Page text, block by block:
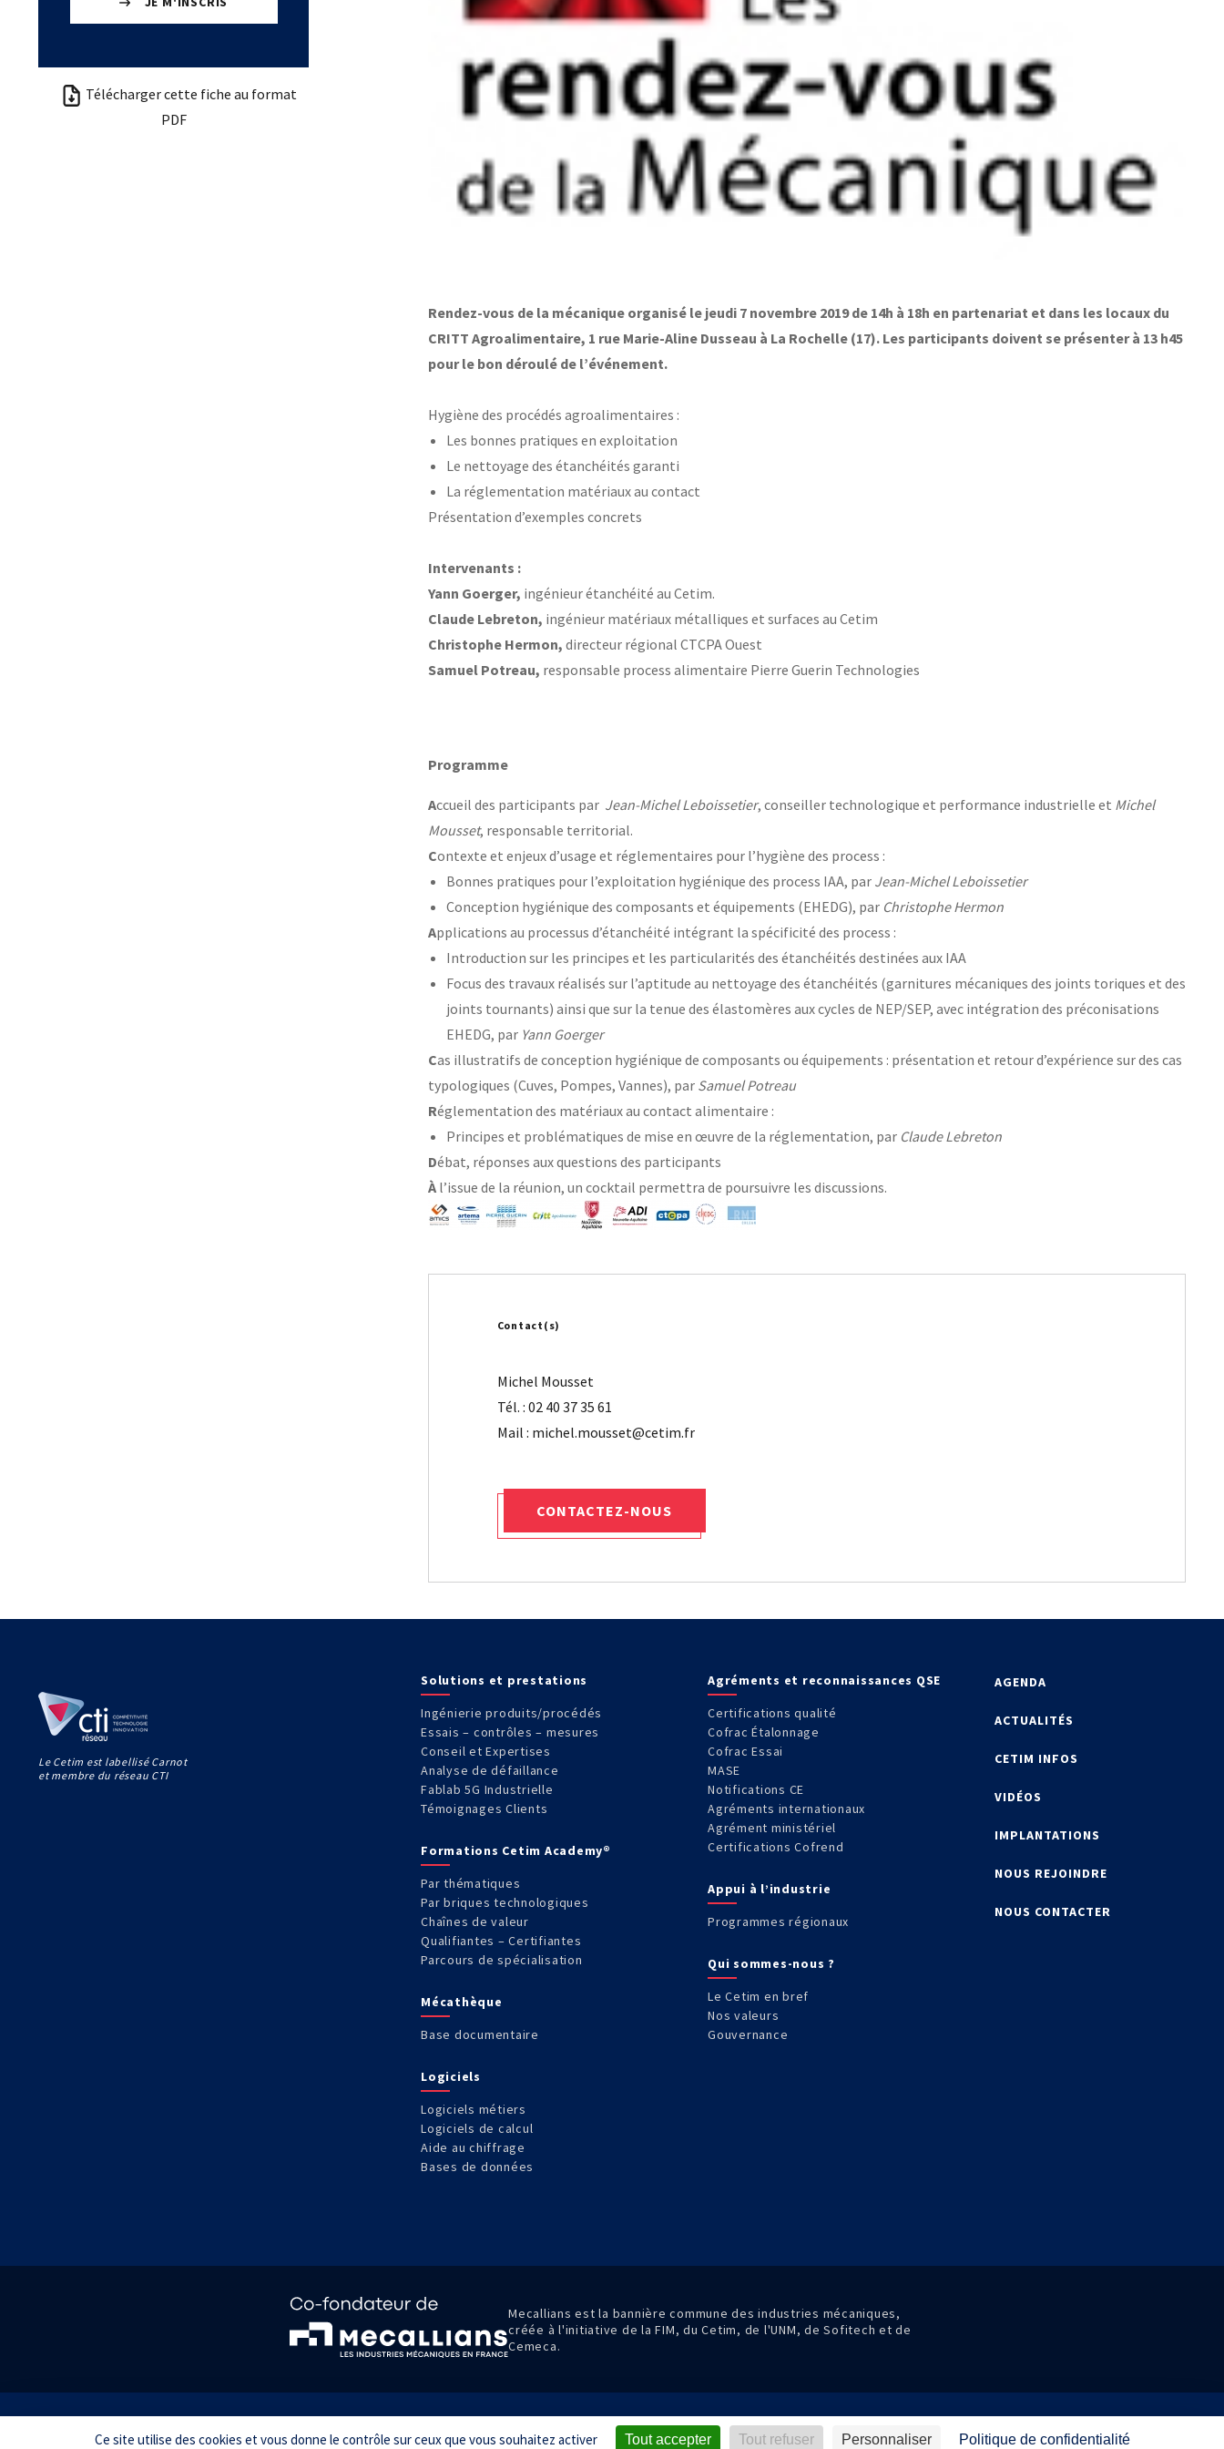
Télécharger cette fiche au format
PDF
Rendez-vous de la mécanique organisé le jeudi 7 novembre 2019 de 14h à 18h en partenariat et dans les locaux du
CRITT Agroalimentaire, 1 rue Marie-Aline Dusseau à La Rochelle (17). Les participants doivent se présenter à 13 h45
pour le bon déroulé de l’événement.
Hygiène des procédés agroalimentaires :
Les bonnes pratiques en exploitation
Le nettoyage des étanchéités garanti
La réglementation matériaux au contact
Présentation d’exemples concrets
Intervenants :
Yann Goerger, ingénieur étanchéité au Cetim.
Claude Lebreton, ingénieur matériaux métalliques et surfaces au Cetim
Christophe Hermon, directeur régional CTCPA Ouest
Samuel Potreau, responsable process alimentaire Pierre Guerin Technologies
Programme
Accueil des participants par Jean-Michel Leboissetier, conseiller technologique et performance industrielle et Michel
Mousset, responsable territorial.
Contexte et enjeux d’usage et réglementaires pour l’hygiène des process :
Bonnes pratiques pour l’exploitation hygiénique des process IAA, par Jean-Michel Leboissetier
Conception hygiénique des composants et équipements (EHEDG), par Christophe Hermon
Applications au processus d’étanchéité intégrant la spécificité des process :
Introduction sur les principes et les particularités des étanchéités destinées aux IAA
Focus des travaux réalisés sur l’aptitude au nettoyage des étanchéités (garnitures mécaniques des joints toriques et des
joints tournants) ainsi que sur la tenue des élastomères aux cycles de NEP/SEP, avec intégration des préconisations
EHEDG, par Yann Goerger
Cas illustratifs de conception hygiénique de composants ou équipements : présentation et retour d’expérience sur des cas
typologiques (Cuves, Pompes, Vannes), par Samuel Potreau
Réglementation des matériaux au contact alimentaire :
Principes et problématiques de mise en œuvre de la réglementation, par Claude Lebreton
Débat, réponses aux questions des participants
À l’issue de la réunion, un cocktail permettra de poursuivre les discussions.
Contact(s)
Michel Mousset
Tél. : 02 40 37 35 61
Mail : michel.mousset@cetim.fr
CONTACTEZ-NOUS
Le Cetim est labellisé Carnot
et membre du réseau CTI
Solutions et prestations
Ingénierie produits/procédés
Essais – contrôles – mesures
Conseil et Expertises
Analyse de défaillance
Fablab 5G Industrielle
Témoignages Clients
Formations Cetim Academy®
Par thématiques
Par briques technologiques
Chaînes de valeur
Qualifiantes – Certifiantes
Parcours de spécialisation
Mécathèque
Base documentaire
Logiciels
Logiciels métiers
Logiciels de calcul
Aide au chiffrage
Bases de données
Agréments et reconnaissances QSE
Certifications qualité
Cofrac Étalonnage
Cofrac Essai
MASE
Notifications CE
Agréments internationaux
Agrément ministériel
Certifications Cofrend
Appui à l’industrie
Programmes régionaux
Qui sommes-nous ?
Le Cetim en bref
Nos valeurs
Gouvernance
AGENDA
ACTUALITÉS
CETIM INFOS
VIDÉOS
IMPLANTATIONS
NOUS REJOINDRE
NOUS CONTACTER
Mecallians est la bannière commune des industries mécaniques,
créée à l'initiative de la FIM, du Cetim, de l'UNM, de Sofitech et de
Cemeca.
Données personnelles Conditions générales de vente Avis d'achat
Ce site utilise des cookies et vous donne le contrôle sur ceux que vous souhaitez activer Tout accepter Tout refuser Personnaliser Politique de confidentialité